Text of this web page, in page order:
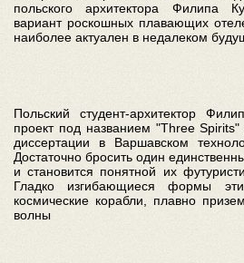
польского архитектора Филипа
вариант роскошных плавающих
наиболее актуален в недалеком
Польский студент-архитектор
проект под названием "Three Spirits"
диссертации в Варшавском
Достаточно бросить один
и становится понятной их
Гладко изгибающиеся формы
космические корабли, плавно
волны